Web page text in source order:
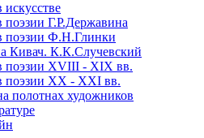
поэзии Г.Р.Державина
поэзии Ф.Н.Глинки
Кивач. К.К.Случевский
поэзии XVIII - XIX вв.
поэзии XX - XXI вв.
полотнах художников